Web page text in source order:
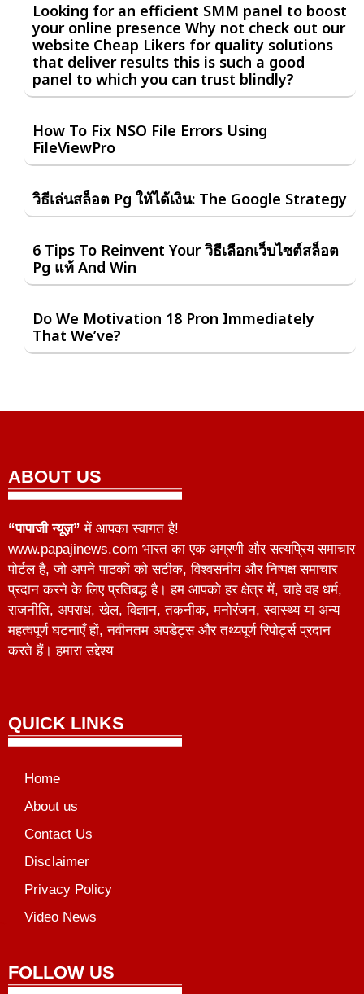
Looking for an efficient SMM panel to boost
your online presence Why not check out our
website Cheap Likers for quality solutions
that deliver results this is such a good
panel to which you can trust blindly?
How To Fix NSO File Errors Using
FileViewPro
วิธีเล่นสล็อต Pg ให้ได้เงิน: The Google Strategy
6 Tips To Reinvent Your วิธีเลือกเว็บไซต์สล็อต
Pg แท้ And Win
Do We Motivation 18 Pron Immediately
That We’ve?
ABOUT US
“पापाजी न्यूज़” में आपका स्वागत है!
www.papajinews.com भारत का एक अग्रणी और सत्यप्रिय समाचार
पोर्टल है, जो अपने पाठकों को सटीक, विश्वसनीय और निष्पक्ष समाचार
प्रदान करने के लिए प्रतिबद्ध है। हम आपको हर क्षेत्र में, चाहे वह धर्म,
राजनीति, अपराध, खेल, विज्ञान, तकनीक, मनोरंजन, स्वास्थ्य या अन्य
महत्वपूर्ण घटनाएँ हों, नवीनतम अपडेट्स और तथ्यपूर्ण रिपोर्ट्स प्रदान
करते हैं। हमारा उद्देश्य
QUICK LINKS
Home
About us
Contact Us
Disclaimer
Privacy Policy
Video News
FOLLOW US